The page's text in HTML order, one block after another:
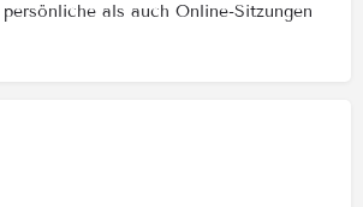
als auch Online-Sitzungen